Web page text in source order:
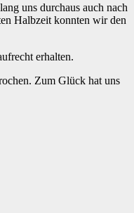
uns durchaus auch nach
Halbzeit konnten wir den
erhalten.
Zum Glück hat uns